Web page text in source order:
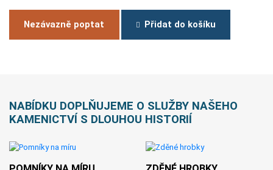
Nezávazně poptat Přidat do košíku
NABÍDKU DOPLŇUJEME O SLUŽBY NAŠEHO
KAMENICTVÍ S DLOUHOU HISTORIÍ